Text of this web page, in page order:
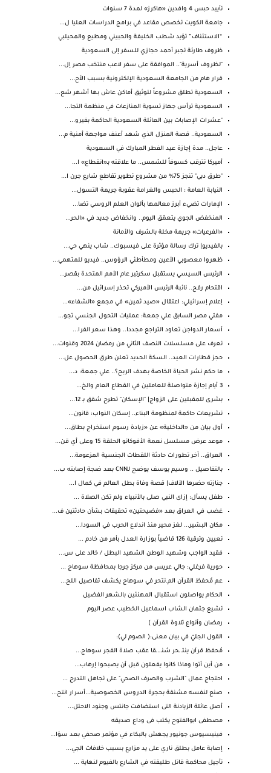
تأييد حبس 4 وافدين «هاكرز» لمدة 7 سنوات
جامعة الكويت تخصص مقاعد في برامج الدراسات العليا ل...
“الاستئناف” تؤيد شطب الخليفة والحبيني ومطيع والمحيلبي
ظروف طارئة تجبر أحمد حجازي للسفر إلى السعودية
"لظروف أسرية".. الموافقة على سفر لاعب منتخب مصر إل...
قرار هام من الجامعة السعودية الإلكترونية بسبب الأح...
السعودية تطلق مشروعاً لتوثيق أماكن عاش بها أشهر شع...
​السعودية ترأس جهاز تسوية المنازعات في منظمة التجا...
"عشرات الإصابات بين العائلة السعودية الحاكمة بفيرو...
السعودية.. قصة المنزل الذي شهد أعنف مواجهة أمنية م...
عاجل.. مدة إجازة عيد الفطر المبارك في السعودية
أميركا تترقب كسوفاً للشمس.. ما علاقته بـ«انقطاع» ا...
"طرق دبي" تنجز 75% من مشروع تطوير تقاطع شارع جرن ا...
النيابة العامة : الحبس والغرامة عقوبة جريمة التسول...
الإمارات تضيء أبرز معالمها بألوان العلم الروسي تضا...
المنخفض الجوي يتعمّق اليوم.. وانخفاض جديد في «الحر...
«الفرعيات» جريمة مخلة بالشرف والأمانة
بالفيديو| ترك رسالة مؤثرة على فيسبوك.. شاب ينهي حي...
ظهروا معصوبي الأعين ومطأطئي الرؤوس.. فيديو للمتهمي...
الرئيس السيسي يستقبل سكرتير عام الأمم المتحدة بقصر...
اقتحام رفح.. نائبة الرئيس الأميركي تحذر إسرائيل من...
إعلام إسرائيلي: اعتقال «صيد ثمين» في مجمع «الشفاء»...
مفتي مصر السابق علي جمعة: عمليات التحول الجنسي تجو...
أسعار الدواجن تعاود التراجع مجددا.. وهذا سعر الفرا...
تعرف على مسلسلات النصف الثاني من رمضان 2024 وقنوات...
حجز قطارات العيد.. السكة الحديد تعلن طرق الحصول عل...
ما حكم نشر الحياة الخاصة بهدف الربح؟.. علي جمعة: د...
3 أيام إجازة متواصلة للعاملين في القطاع العام والخ...
بشرى للمقبلين على الزواج| "الإسكان" تطرح شقق بـ 12...
تشريعات حاكمة لمنظومة البناء.. إسكان النواب: قانون...
أول بيان من «الداخلية» عن «زيادة رسوم استخراج بطاق...
موعد عرض مسلسل نعمة الأفوكاتو الحلقة 15 وعلى أي قن...
العراق.. آخر تطورات حادثة اللقطات الجنسية المزعومة...
بالتفاصيل .. وسيم يوسف يوضح لـCNN بعد ضجة إصابته ب...
جنازته حضرها الآلاف| قصة وفاة بطل العالم في كمال ا...
طفل يسأل: إزاى النبي صلى بالأنبياء ولم تكن الصلاة ...
غضب في العراق بعد «فضيحتين» تحقيقات بشأن حادثتين ف...
مكان البشير... لغز محير منذ اندلاع الحرب في السودا...
تعيين وترقية 126 قاضياً بوزارة العدل بأمر من خادم ...
فقيد الواجب وشهيد الوطن الشهيد البطل / خالد على س...
حورية فرغلي: جالي عريس من مركز جرجا بمحافظة سوهاج ...
عم مُحفظ القرآن الم.نتحر في سوهاج يكشف تفاصيل اللح...
الحكام يواصلون استقبال المهنئين بالشهر الفضيل
تشيع جثمان الشاب اسماعيل الخطيب عصر اليوم
رمضان وأنواع تلاوة القرآن )
القول الجليّ في بيان معنى:( الصوم لي):
مُحفظ قرآن ينتـ ـحر شنـ ـ ـقا عقب صلاة الفجر سوهاج...
من أين أتوا وماذا كانوا يفعلون قبل أن يصبحوا إرهاب...
احتجاج عمال "الشرب والصرف الصحي" على تجاهل التدرج ...
صنع لنفسه مشنقة بحجرة الدروس الخصوصية...أسرار انتح...
أصل عائلة الزيادنة التى استضافت جانتس وجنود الاحتل...
مصطفى ابوالفتوح يكتب فى وداع صديقه
فينيسيوس جونيور يجهش بالبكاء في مؤتمر صحفي بعد سؤا...
إصابة عامل بطلق ناري على يد مزارع بسبب خلافات الجي...
تأجيل محاكمة قاتل طليقته في الشارع بالفيوم لنهاية ...